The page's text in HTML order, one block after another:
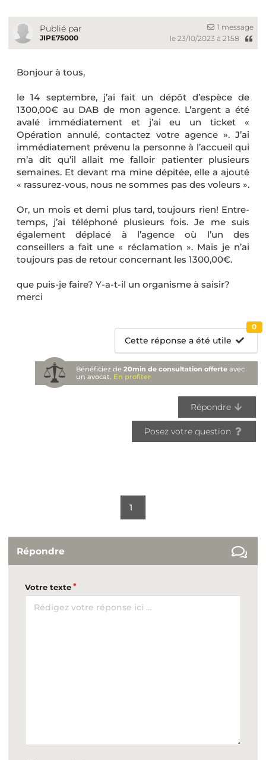
Publié par
JIPE75000
1 message
le 23/10/2023 à 21:58
Bonjour à tous,
le 14 septembre, j’ai fait un dépôt d’espèce de
1300,00€ au DAB de mon agence. L’argent a été
avalé immédiatement et j’ai eu un ticket «
Opération annulé, contactez votre agence ». J’ai
immédiatement prévenu la personne à l’accueil qui
m’a dit qu’il allait me falloir patienter plusieurs
semaines. Et devant ma mine dépitée, elle a ajouté
« rassurez-vous, nous ne sommes pas des voleurs ».
Or, un mois et demi plus tard, toujours rien! Entre-
temps, j’ai téléphoné plusieurs fois. Je me suis
également déplacé à l’agence où l’un des
conseillers a fait une « réclamation ». Mais je n’ai
toujours pas de retour concernant les 1300,00€.
que puis-je faire? Y-a-t-il un organisme à saisir?
​​​​​​​merci
Cette réponse a été utile
0
Bénéficiez de20min de consultation offerte avec
un avocat. En profiter
Répondre
Posez votre question
1
Répondre
Votre texte